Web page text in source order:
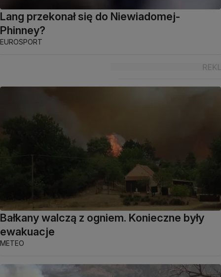
Lang przekonał się do Niewiadomej-
Phinney?
EUROSPORT
Bałkany walczą z ogniem. Konieczne były
ewakuacje
METEO